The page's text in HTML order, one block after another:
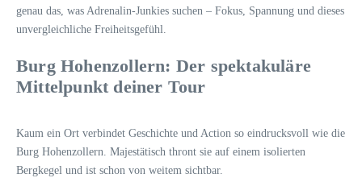
genau das, was Adrenalin-Junkies suchen – Fokus, Spannung und dieses
unvergleichliche Freiheitsgefühl.
Burg Hohenzollern: Der spektakuläre
Mittelpunkt deiner Tour
Kaum ein Ort verbindet Geschichte und Action so eindrucksvoll wie die
Burg Hohenzollern. Majestätisch thront sie auf einem isolierten
Bergkegel und ist schon von weitem sichtbar.